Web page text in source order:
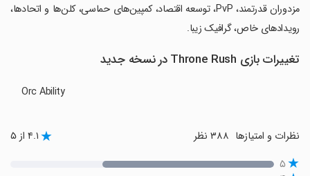
مزدوران قدرتمند، PvP، توسعه اقتصاد، کمپین‌های حماسی، کلن‌ها و اتحادها،
رویدادهای خاص، گرافیک زیبا.
تغییرات بازی Throne Rush در نسخه جدید
Orc Ability
نظرات و امتیازها ۴.۱ از ۵
۵